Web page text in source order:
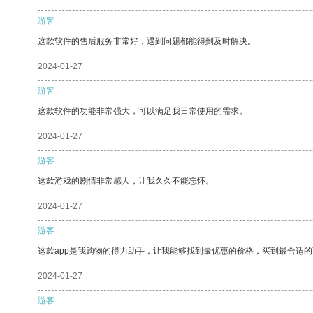
游客
这款软件的售后服务非常好，遇到问题都能得到及时解决。
2024-01-27
游客
这款软件的功能非常强大，可以满足我日常使用的需求。
2024-01-27
游客
这款游戏的剧情非常感人，让我久久不能忘怀。
2024-01-27
游客
这款app是我购物的得力助手，让我能够找到最优惠的价格，买到最合适
2024-01-27
游客